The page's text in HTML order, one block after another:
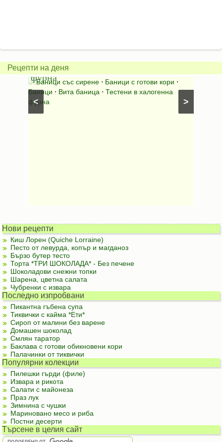
Рецепти на деня
>
<
в
халогенна
фурна
Баници със сирене ⋅ Баници с готови кори ⋅
Баници ⋅ Вита баница ⋅ Тестени в халогенна
фурна
за
Нови рецепти
Киш Лорен (Quiche Lorraine)
Песто от левурда, копър и магданоз
Бързо бутер тесто
Торта *ТРИ ШОКОЛАДА* - Без печене
Шоколадови снежни топки
Шарена, цветна салата
Чубренки с извара
Последно изпробвани
Пикантна гъбена супа
Тиквички с кайма *Ети*
Сироп от малини без варене
Домашен шоколад
Смлян таратор
Баклава с готови обикновени кори
Палачинки от тиквички
Популярни колекции
Пилешки гърди (филе)
Извара и рикота
Салати с майонеза
Праз лук
Зимнина с чушки
Мариновано месо и риба
Постни десерти
Търсене в целия сайт